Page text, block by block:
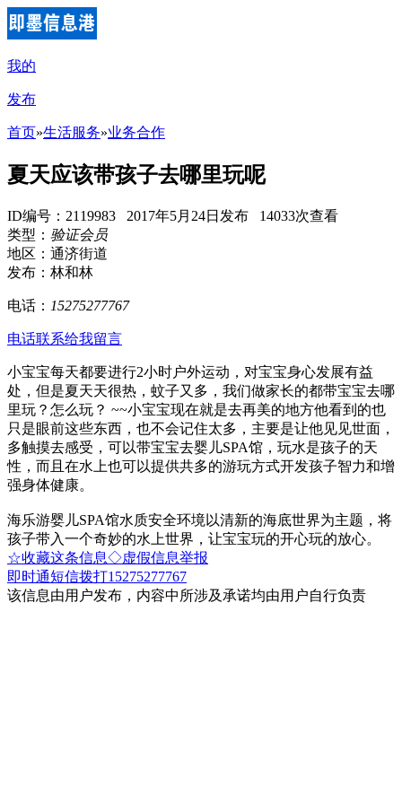
我的
发布
首页»生活服务»业务合作
夏天应该带孩子去哪里玩呢
ID编号：2119983 2017年5月24日发布 14033次查看
类型： 验证会员
地区：通济街道
发布：林和林
电话： 15275277767
电话联系给我留言
小宝宝每天都要进行2小时户外运动，对宝宝身心发展有益
处，但是夏天天很热，蚊子又多，我们做家长的都带宝宝去哪
里玩？怎么玩？ ~~小宝宝现在就是去再美的地方他看到的也
只是眼前这些东西，也不会记住太多，主要是让他见见世面，
多触摸去感受，可以带宝宝去婴儿SPA馆，玩水是孩子的天
性，而且在水上也可以提供共多的游玩方式开发孩子智力和增
强身体健康。
海乐游婴儿SPA馆水质安全环境以清新的海底世界为主题，将
孩子带入一个奇妙的水上世界，让宝宝玩的开心玩的放心。
☆收藏这条信息◇虚假信息举报
即时通短信拨打15275277767
该信息由用户发布，内容中所涉及承诺均由用户自行负责